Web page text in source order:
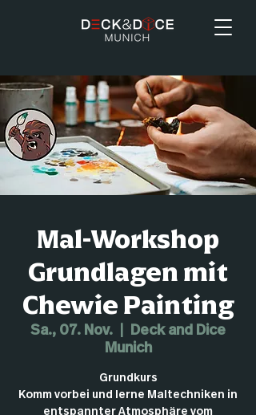
Mal-Workshop
Grundlagen mit
Chewie Painting
Sa., 07. Nov.
Deck and Dice
Munich
Grundkurs
Komm vorbei und lerne Maltechniken in
entspannter Atmosphäre vom